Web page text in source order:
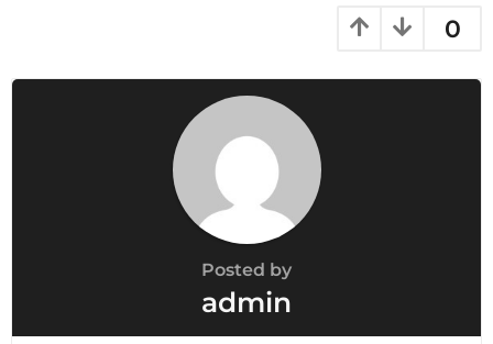
0
Posted by
admin